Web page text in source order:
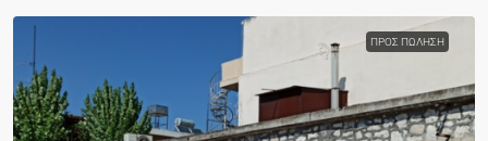
ΠΡΟΣ ΠΏΛΗΣΗ